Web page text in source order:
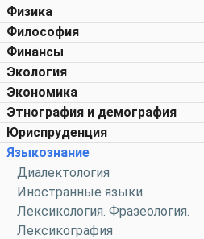
Физика
Философия
Финансы
Экология
Экономика
Этнография и демография
Юриспруденция
Языкознание
Диалектология
Иностранные языки
Лексикология. Фразеология.
Лексикография